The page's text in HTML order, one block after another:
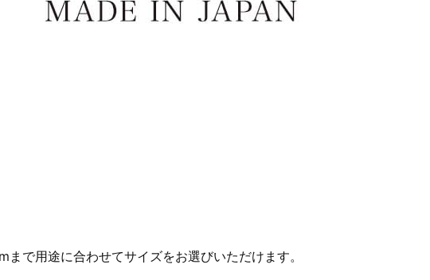
で用途に合わせてサイズをお選びいただけます。